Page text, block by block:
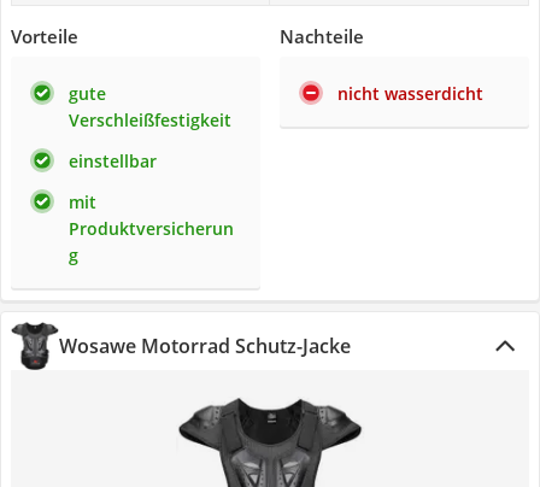
Vorteile
gute
Verschleißfestigkeit
einstellbar
mit
Produktversicherun
g
Nachteile
nicht wasserdicht
Wosawe Motorrad Schutz-Jacke